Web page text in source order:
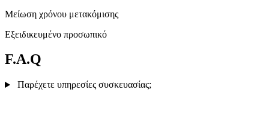
Μείωση χρόνου μετακόμισης
Εξειδικευμένο προσωπικό
F.A.Q
Παρέχετε υπηρεσίες συσκευασίας;